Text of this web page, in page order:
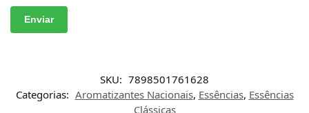
SKU: 7898501761628
Categorias: Aromatizantes Nacionais, Essências, Essências
Clássicas